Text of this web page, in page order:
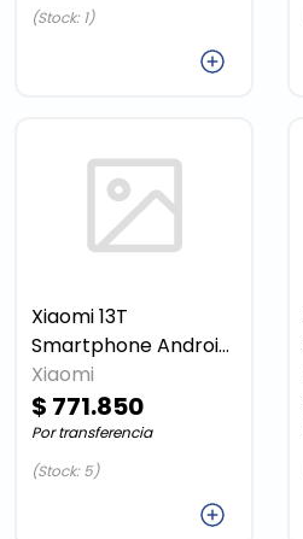
(Stock: 1)
Xiaomi 13T
Smartphone Android
Xiaomi
$ 771.850
Por transferencia
(Stock: 5)